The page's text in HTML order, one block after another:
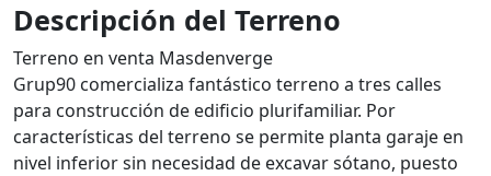
Descripción del Terreno
Terreno en venta Masdenverge
Grup90 comercializa fantástico terreno a tres calles
para construcción de edificio plurifamiliar. Por
características del terreno se permite planta garaje en
nivel inferior sin necesidad de excavar sótano, puesto